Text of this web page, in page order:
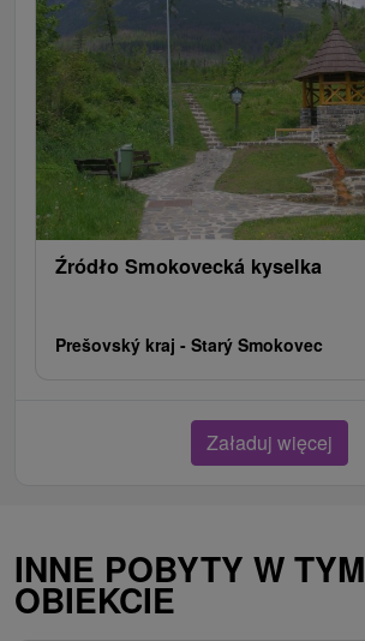
Źródło Smokovecká kyselka
Prešovský kraj - Starý Smokovec
Załaduj więcej
INNE POBYTY W TYM
OBIEKCIE